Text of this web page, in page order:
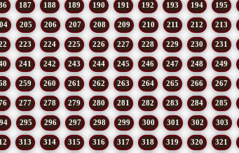
187 188 189 190 191 192 193 194 195
205 206 207 208 209 210 211 212 213
223 224 225 226 227 228 229 230 231
241 242 243 244 245 246 247 248 249
259 260 261 262 263 264 265 266 267
277 278 279 280 281 282 283 284 285
295 296 297 298 299 300 301 302 303
313 314 315 316 317 318 319 320 321